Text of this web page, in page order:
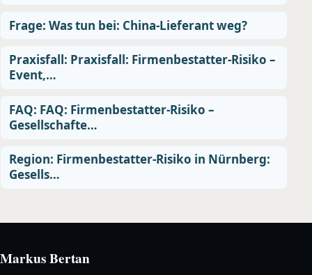
Frage: Was tun bei: China-Lieferant weg?
Praxisfall: Praxisfall: Firmenbestatter-Risiko –
Event,…
FAQ: FAQ: Firmenbestatter-Risiko –
Gesellschafte…
Region: Firmenbestatter-Risiko in Nürnberg:
Gesells…
Markus Bertan